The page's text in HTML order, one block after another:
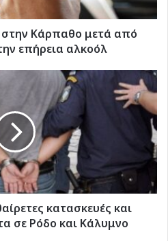
Κάρπαθο μετά από
επήρεια αλκοόλ
κατασκευές και
σε Ρόδο και Κάλυμνο